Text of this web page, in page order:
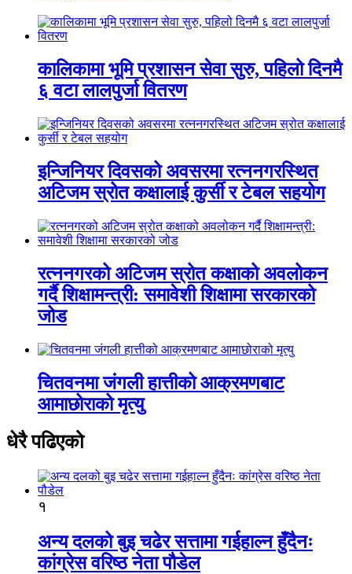
कालिकामा भूमि प्रशासन सेवा सुरु, पहिलो दिनमै
६ वटा लालपुर्जा वितरण
इन्जिनियर दिवसको अवसरमा रत्ननगरस्थित
अटिजम स्रोत कक्षालाई कुर्सी र टेबल सहयोग
रत्ननगरको अटिजम स्रोत कक्षाको अवलोकन
गर्दै शिक्षामन्त्री: समावेशी शिक्षामा सरकारको
जोड
चितवनमा जंगली हात्तीको आक्रमणबाट
आमाछोराको मृत्यु
धेरै पढिएको
१
अन्य दलको बुइ चढेर सत्तामा गईहाल्न हुँदैनः
कांग्रेस वरिष्ठ नेता पौडेल